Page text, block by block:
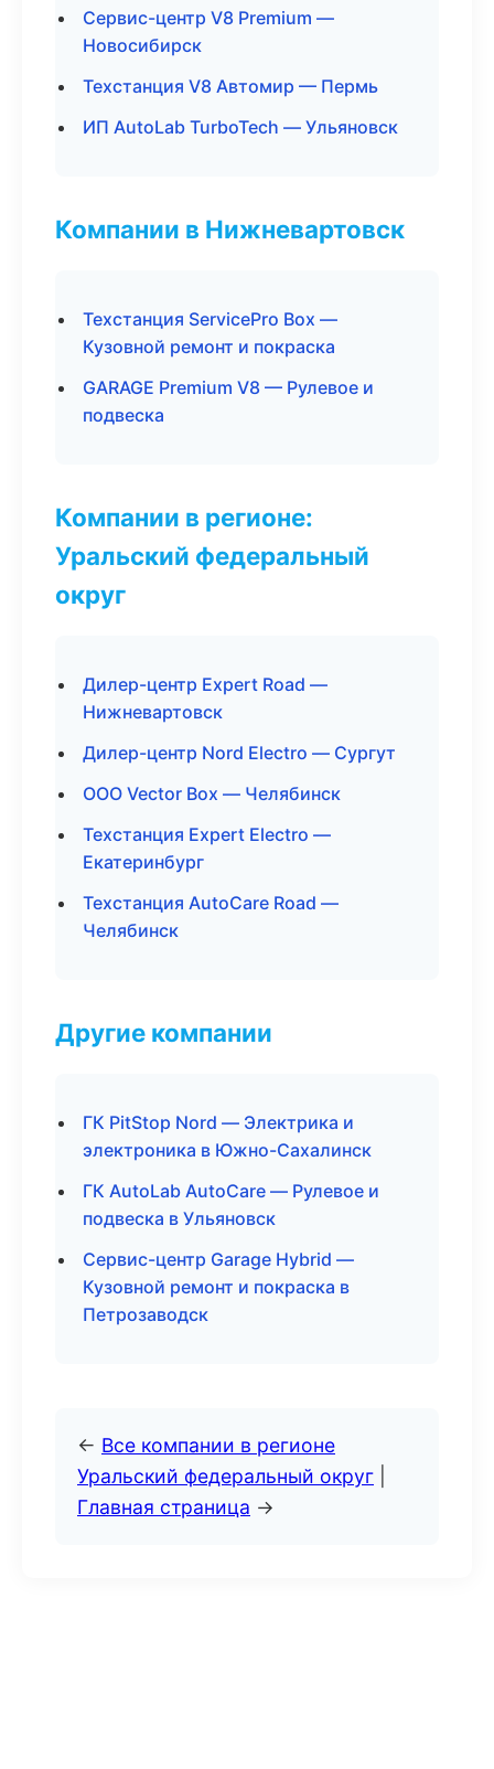
Сервис-центр V8 Premium —
Новосибирск
Техстанция V8 Автомир — Пермь
ИП AutoLab TurboTech — Ульяновск
Компании в Нижневартовск
Техстанция ServicePro Box —
Кузовной ремонт и покраска
GARAGE Premium V8 — Рулевое и
подвеска
Компании в регионе:
Уральский федеральный
округ
Дилер-центр Expert Road —
Нижневартовск
Дилер-центр Nord Electro — Сургут
ООО Vector Box — Челябинск
Техстанция Expert Electro —
Екатеринбург
Техстанция AutoCare Road —
Челябинск
Другие компании
ГК PitStop Nord — Электрика и
электроника в Южно-Сахалинск
ГК AutoLab AutoCare — Рулевое и
подвеска в Ульяновск
Сервис-центр Garage Hybrid —
Кузовной ремонт и покраска в
Петрозаводск
← Все компании в регионе
Уральский федеральный округ
Главная страница →